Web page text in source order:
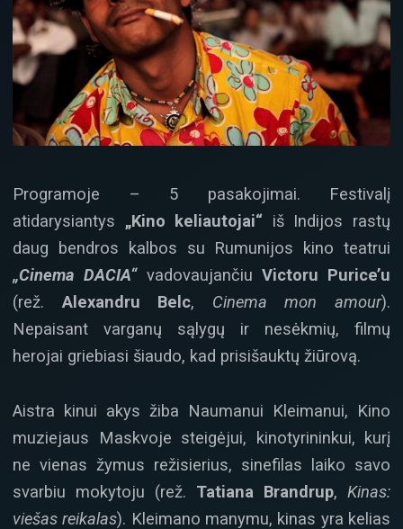
Programoje – 5 pasakojimai. Festivalį
atidarysiantys „Kino keliautojai“ iš Indijos rastų
daug bendros kalbos su Rumunijos kino teatrui
„Cinema DACIA“vadovaujančiu Victoru Purice’u
(rež. Alexandru Belc, Cinema mon amour).
Nepaisant varganų sąlygų ir nesėkmių, filmų
herojai griebiasi šiaudo, kad prisišauktų žiūrovą.
Aistra kinui akys žiba Naumanui Kleimanui, Kino
muziejaus Maskvoje steigėjui, kinotyrininkui, kurį
ne vienas žymus režisierius, sinefilas laiko savo
svarbiu mokytoju (rež. Tatiana Brandrup, Kinas:
viešas reikalas). Kleimano manymu, kinas yra kelias